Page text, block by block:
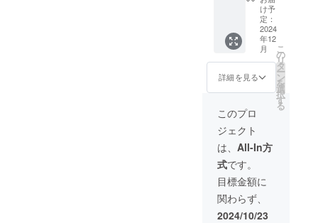
前には
必ずお
届けの
リター
ンに貼
付され
たラベ
をご確
認くだ
さい。
き）を
食べて
いただ
けるチ
ケット
（有効
期限発
行から
3ヶ月以
内）を
お送り
させて
いただ
きま
す。 ※
ランチ
写真は
一例で
す。
け予
定：
2024
年12
月
詳細を見る
こ
の
リ
タ
ー
ン
を
選
択
す
る
このプロ
ジェクト
は、 All-In方
式です。
目標金額に
関わらず、
2024/10/23